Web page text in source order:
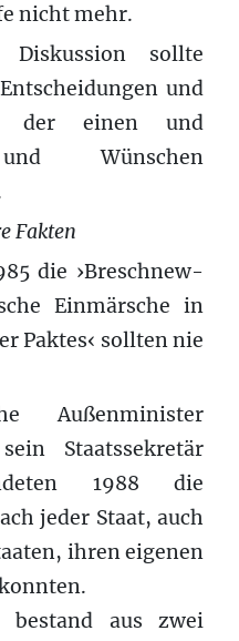
nicht mehr.
sollte
und
der einen und
Wünschen
Fakten
die ›Breschnew-
Einmärsche in
Paktes‹ sollten nie
Außenminister
Staatssekretär
1988 die
jeder Staat, auch
ihren eigenen
bestand aus zwei